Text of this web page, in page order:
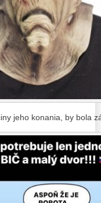
jeho konania, by bola